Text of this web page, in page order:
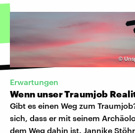
©
Erwartungen
Wenn unser Traumjob
Gibt es einen Weg zum
sich, dass er mit seinem
dem Weg dahin ist. Jannike